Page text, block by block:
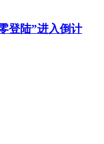
登陆”进入倒计